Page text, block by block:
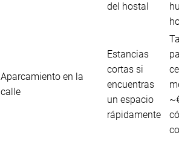
del hostal
Aparcamiento en la
calle
Estancias
cortas si
encuentras
un espacio
rápidamente